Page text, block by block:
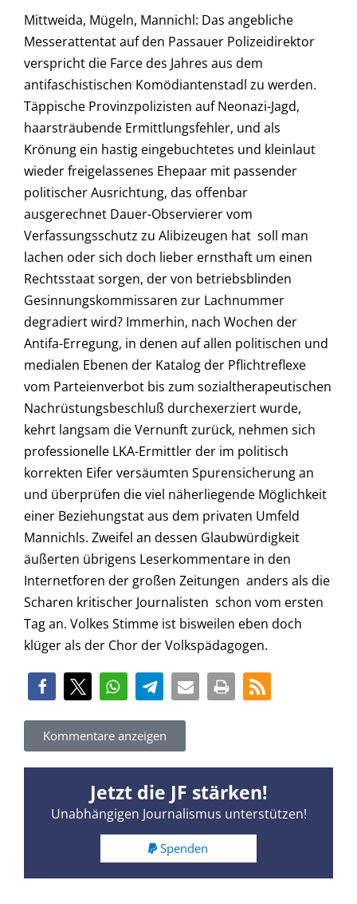
Mittweida, Mügeln, Mannichl: Das angebliche
Messerattentat auf den Passauer Polizeidirektor
verspricht die Farce des Jahres aus dem
antifaschistischen Komödiantenstadl zu werden.
Täppische Provinzpolizisten auf Neonazi-Jagd,
haarsträubende Ermittlungsfehler, und als
Krönung ein hastig eingebuchtetes und kleinlaut
wieder freigelassenes Ehepaar mit passender
politischer Ausrichtung, das offenbar
ausgerechnet Dauer-Observierer vom
Verfassungsschutz zu Alibizeugen hat  soll man
lachen oder sich doch lieber ernsthaft um einen
Rechtsstaat sorgen, der von betriebsblinden
Gesinnungskommissaren zur Lachnummer
degradiert wird? Immerhin, nach Wochen der
Antifa-Erregung, in denen auf allen politischen und
medialen Ebenen der Katalog der Pflichtreflexe
vom Parteienverbot bis zum sozialtherapeutischen
Nachrüstungsbeschluß durchexerziert wurde,
kehrt langsam die Vernunft zurück, nehmen sich
professionelle LKA-Ermittler der im politisch
korrekten Eifer versäumten Spurensicherung an
und überprüfen die viel näherliegende Möglichkeit
einer Beziehungstat aus dem privaten Umfeld
Mannichls. Zweifel an dessen Glaubwürdigkeit
äußerten übrigens Leserkommentare in den
Internetforen der großen Zeitungen  anders als die
Scharen kritischer Journalisten  schon vom ersten
Tag an. Volkes Stimme ist bisweilen eben doch
klüger als der Chor der Volkspädagogen.
Kommentare anzeigen
Jetzt die JF stärken!
Unabhängigen Journalismus unterstützen!
Spenden